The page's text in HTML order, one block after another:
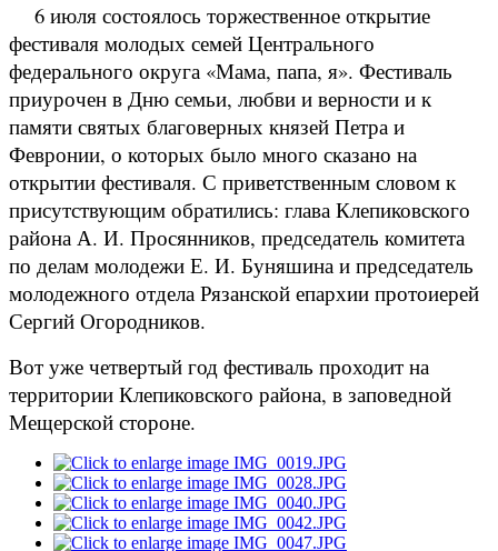
6 июля состоялось торжественное открытие
фестиваля молодых семей Центрального
федерального округа «Мама, папа, я». Фестиваль
приурочен в Дню семьи, любви и верности и к
памяти святых благоверных князей Петра и
Февронии, о которых было много сказано на
открытии фестиваля. С приветственным словом к
присутствующим обратились: глава Клепиковского
района А. И. Просянников, председатель комитета
по делам молодежи Е. И. Буняшина и председатель
молодежного отдела Рязанской епархии протоиерей
Сергий Огородников.
Вот уже четвертый год фестиваль проходит на
территории Клепиковского района, в заповедной
Мещерской стороне.